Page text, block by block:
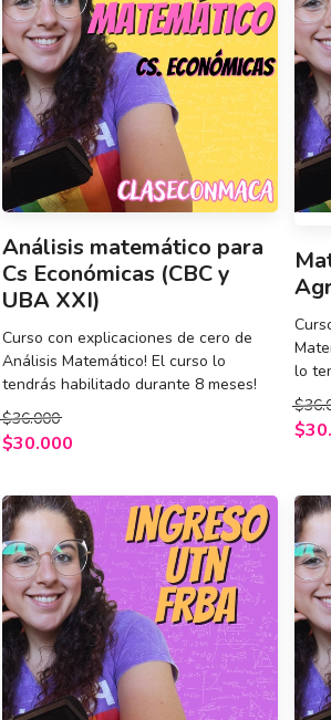
Análisis matemático para
Cs Económicas (CBC y
UBA XXI)
Curso con explicaciones de cero de
Análisis Matemático! El curso lo
tendrás habilitado durante 8 meses!
$36.000
$30.000
lo